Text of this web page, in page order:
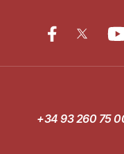
+34 93 260 75